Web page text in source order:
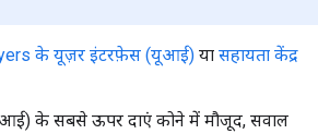
के यूज़र इंटरफ़ेस (यूआई) या सहायता केंद्र
के सबसे ऊपर दाएं कोने में मौजूद, सवाल